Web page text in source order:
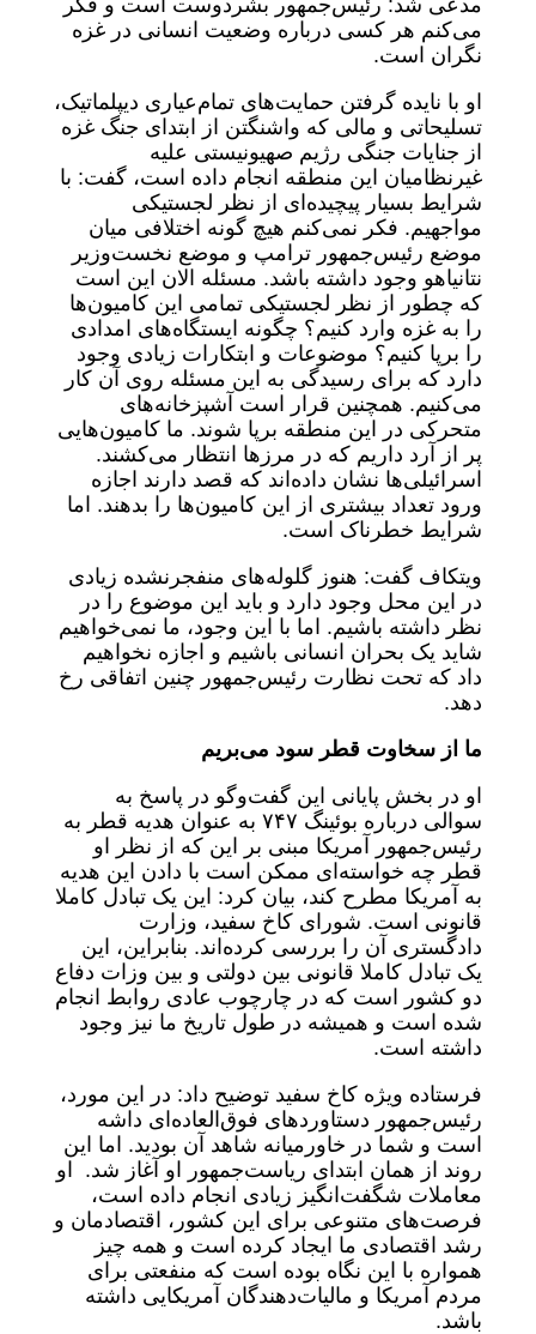
مدعی شد: رئیس‎‌جمهور بشردوست است و فکر
می‌کنم هر کسی درباره وضعیت انسانی در غزه
نگران است.
او با نایده گرفتن حمایت‌های تمام‌عیاری دیپلماتیک،
تسلیحاتی و مالی که واشنگتن از ابتدای جنگ غزه
از جنایات جنگی رژیم صهیونیستی علیه
غیرنظامیان این منطقه انجام داده است، گفت: با
شرایط بسیار پیچیده‌ای از نظر لجستیکی
مواجهیم. فکر نمی‌کنم هیچ گونه اختلافی میان
موضع رئیس‌جمهور ترامپ و موضع نخست‌وزیر
نتانیاهو وجود داشته باشد. مسئله الان این است
که چطور از نظر لجستیکی تمامی این کامیون‌ها
را به غزه وارد کنیم؟ چگونه ایستگاه‌های امدادی
را برپا کنیم؟ موضوعات و ابتکارات زیادی وجود
دارد که برای رسیدگی به این مسئله روی آن کار
می‌کنیم. همچنین قرار است آشپزخانه‌های
متحرکی در این منطقه برپا شوند. ما کامیون‌هایی
پر از آرد داریم که در مرزها انتظار می‌کشند.
اسرائیلی‌ها نشان داده‌اند که قصد دارند اجازه
ورود تعداد بیشتری از این کامیون‌ها را بدهند. اما
شرایط خطرناک است.
ویتکاف گفت: هنوز گلوله‌های منفجرنشده زیادی
در این محل وجود دارد و باید این موضوع را در
نظر داشته باشیم. اما با این وجود،‌ ما نمی‌خواهیم
شاید یک بحران انسانی باشیم و اجازه نخواهیم
داد که تحت نظارت رئیس‌جمهور چنین اتفاقی رخ
دهد.
ما از سخاوت قطر سود می‌بریم
او در بخش پایانی این گفت‌وگو در پاسخ به
سوالی درباره بوئینگ ۷۴۷ به عنوان هدیه قطر به
رئیس‌جمهور آمریکا مبنی بر این که از نظر او
قطر چه خواسته‌ای ممکن است با دادن این هدیه
به آمریکا مطرح کند، بیان کرد: این یک تبادل کاملا
قانونی است. شورای کاخ سفید، وزارت
دادگستری آن را بررسی کرده‌اند. بنابراین، این
یک تبادل کاملا قانونی بین دولتی و بین وزات‌ دفاع
دو کشور است که در چارچوب عادی روابط انجام
شده است و همیشه در طول تاریخ ما نیز وجود
داشته است.
فرستاده ویژه کاخ سفید توضیح داد: در این مورد،
رئیس‌جمهور دستاوردهای فوق‌العاده‌ای داشه
است و شما در خاورمیانه شاهد آن بودید. اما این
روند از همان ابتدای ریاست‌جمهور او آغاز شد. او
معاملات شگفت‌انگیز زیادی انجام داده است،
فرصت‌های متنوعی برای این کشور،‌ اقتصادمان و
رشد اقتصادی ما ایجاد کرده است و همه چیز
همواره با این نگاه بوده است که منفعتی برای
مردم آمریکا و مالیات‌دهندگان آمریکایی داشته
باشد.